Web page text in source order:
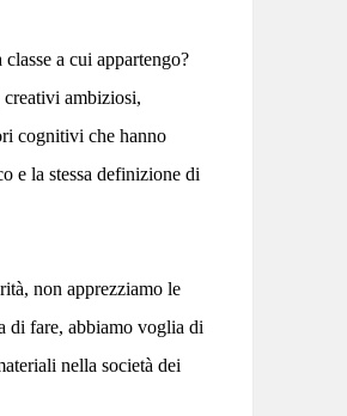
a cui appartengo?
ambiziosi,
cognitivi che hanno
e la stessa definizione di
non apprezziamo le
di fare, abbiamo voglia di
nella società dei